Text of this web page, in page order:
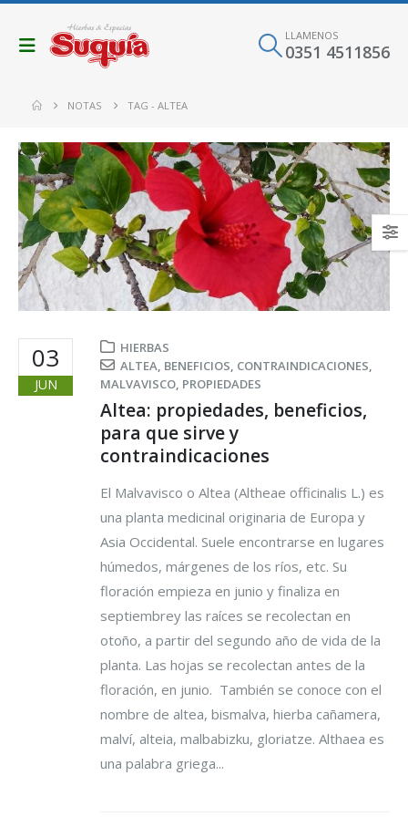
LLAMENOS
0351 4511856
NOTAS TAG -ALTEA
03
JUN
HIERBAS
ALTEA, BENEFICIOS, CONTRAINDICACIONES,
MALVAVISCO, PROPIEDADES
Altea: propiedades, beneficios,
para que sirve y
contraindicaciones
El Malvavisco o Altea (Altheae officinalis L.) es
una planta medicinal originaria de Europa y
Asia Occidental. Suele encontrarse en lugares
húmedos, márgenes de los ríos, etc. Su
floración empieza en junio y finaliza en
septiembrey las raíces se recolectan en
otoño, a partir del segundo año de vida de la
planta. Las hojas se recolectan antes de la
floración, en junio. También se conoce con el
nombre de altea, bismalva, hierba cañamera,
malví, alteia, malbabizku, gloriatze. Althaea es
una palabra griega...